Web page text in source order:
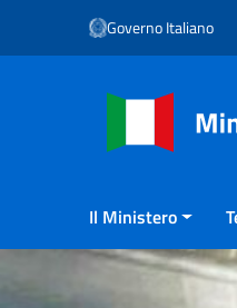
Vai ai contenuti
Vai al menu di
Governo Italiano
Il Ministero